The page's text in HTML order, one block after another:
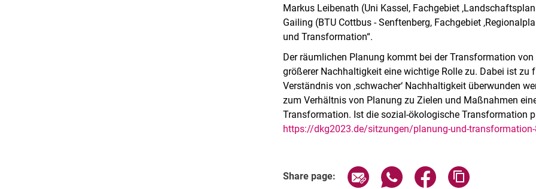
Markus Leibenath (Uni Kassel, Fachgebiet
Gailing (BTU Cottbus - Senftenberg, Fachgebiet
und Transformation“.
Der räumlichen Planung kommt bei der Transformation
größerer Nachhaltigkeit eine wichtige Rolle zu. Dabei ist zu
Verständnis von ‚schwacher‘ Nachhaltigkeit überwunden
zum Verhältnis von Planung zu Zielen und Maßnahmen
Transformation. Ist die sozial-ökologische Transformation
https://dkg2023.de/sitzungen/planung-und-
Share page: Share page via email
Share page via WhatsApp
Share page via